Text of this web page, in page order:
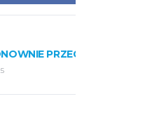
PRZEGRYWAJĄ Z KUSYM